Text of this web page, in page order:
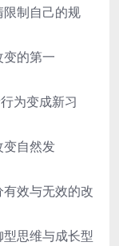
制自己的规
的第一
为变成新习
自然发
效与无效的改
思维与成长型